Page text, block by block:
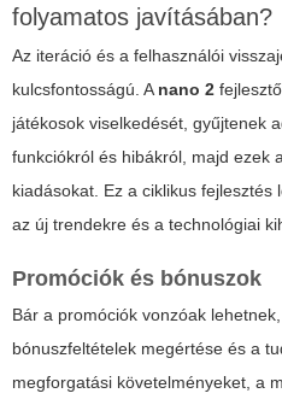
folyamatos javításában?
Az iteráció és a felhasználói
kulcsfontosságú. A nano 2
játékosok viselkedését, gyűjtenek
funkciókról és hibákról, majd ezek
kiadásokat. Ez a ciklikus
az új trendekre és a technológiai
Promóciók és bónuszok
Bár a promóciók vonzóak
bónuszfeltételek megértése és a
megforgatási követelményeket, a